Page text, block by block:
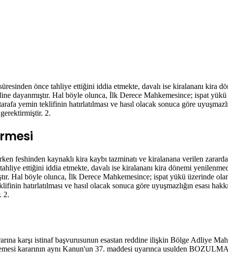
önce tahliye ettiğini iddia etmekte, davalı ise kiralananı
dayanmıştır. Hal böyle olunca, İlk Derece Mahkemesince; ispat
yemin teklifinin hatırlatılması ve hasıl olacak sonuca göre
2.
feshinden kaynaklı kira kaybı tazminatı ve kiralanana verilen
ettiğini iddia etmekte, davalı ise kiralananı kira dönemi
Hal böyle olunca, İlk Derece Mahkemesince; ispat yükü üzerinde
hatırlatılması ve hasıl olacak sonuca göre uyuşmazlığın esası
2.
karşı istinaf başvurusunun esastan reddine ilişkin Bölge Adliye
kararının aynı Kanun'un 37. maddesi uyarınca usulden